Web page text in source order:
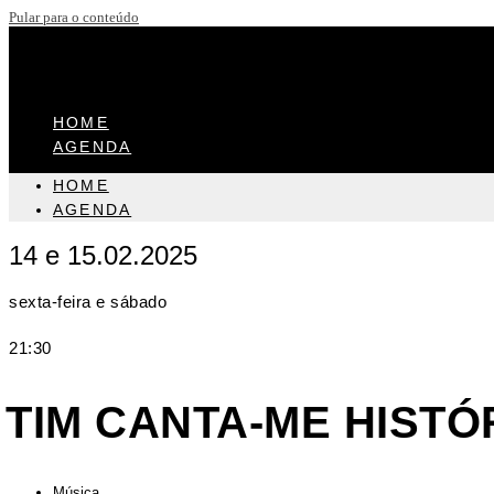
Pular para o conteúdo
HOME
AGENDA
HOME
AGENDA
14 e 15.02.2025
sexta-feira e sábado
21:30
TIM CANTA-ME